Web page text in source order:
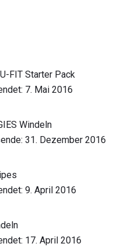
FIT Starter Pack
7. Mai 2016
Windeln
31. Dezember 2016
9. April 2016
17. April 2016